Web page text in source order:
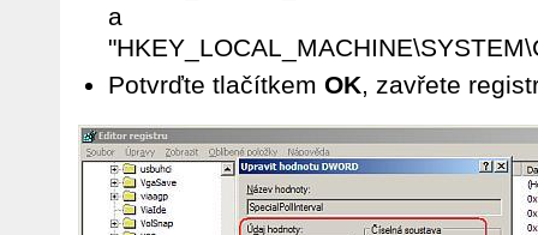
a
Potvrďte tlačítkem OK, zavřete